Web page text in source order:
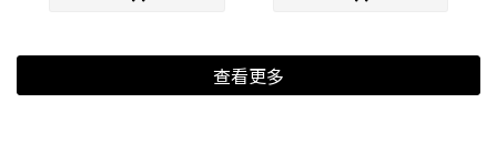
查看更多